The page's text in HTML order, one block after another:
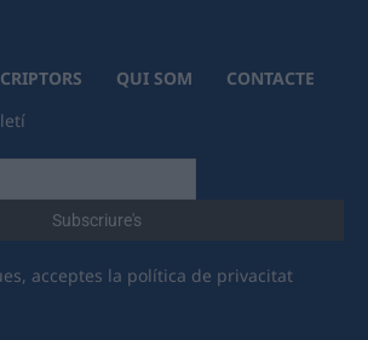
QUI SOM
CONTACTE
acceptes la política de privacitat